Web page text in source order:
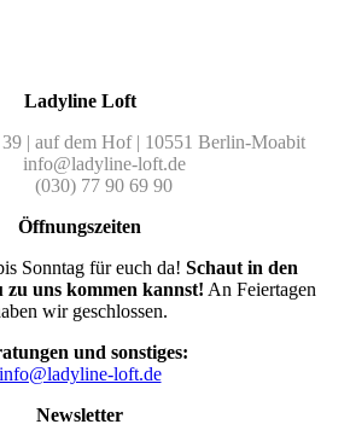
Ladyline Loft
39 | auf dem Hof | 10551 Berlin-Moabit
info@ladyline-loft.de
(030) 77 90 69 90
Öffnungszeiten
Sonntag für euch da! Schaut in den
uns kommen kannst! An Feiertagen
wir geschlossen.
und sonstiges:
info@ladyline-loft.de
Newsletter